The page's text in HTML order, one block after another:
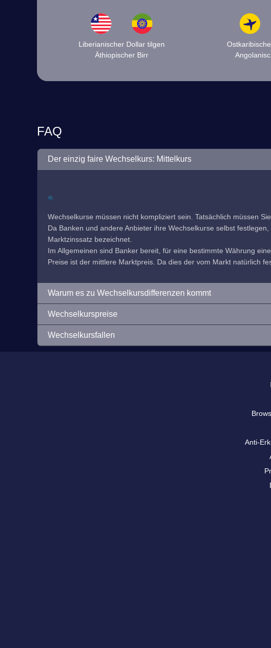
Liberianischer Dollar tilgen
Äthiopischer Birr
FAQ
Der einzig faire Wechselkurs: Mittelkurs
Wechselkurse müssen nicht kompliziert sein. Tatsächlich müssen
Da Banken und andere Anbieter ihre Wechselkurse selbst
Marktzinssatz bezeichnet.
Im Allgemeinen sind Banker bereit, für eine bestimmte Währung
Preise ist der mittlere Marktpreis. Da dies der vom Markt natürlich
Warum es zu Wechselkursdifferenzen kommt
Wechselkurspreise
Wechselkursfallen
Anti-